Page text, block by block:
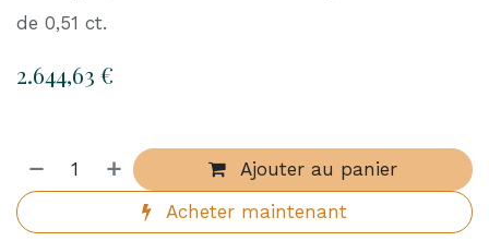
de 0,51 ct.
2.644,63 €
Ajouter au panier
Acheter maintenant